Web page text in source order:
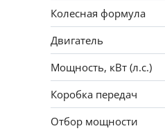
Колесная формула
Двигатель
Мощность, кВт (л.с.)
Коробка передач
Отбор мощности